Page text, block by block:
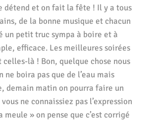
détend et on fait la fête ! Il y a tous
de la bonne musique et chacun
un petit truc sympa à boire et à
efficace. Les meilleures soirées
celles-là ! Bon, quelque chose nous
ne boira pas que de l’eau mais
demain matin on pourra faire un
ne connaissiez pas l’expression
» on pense que c’est corrigé